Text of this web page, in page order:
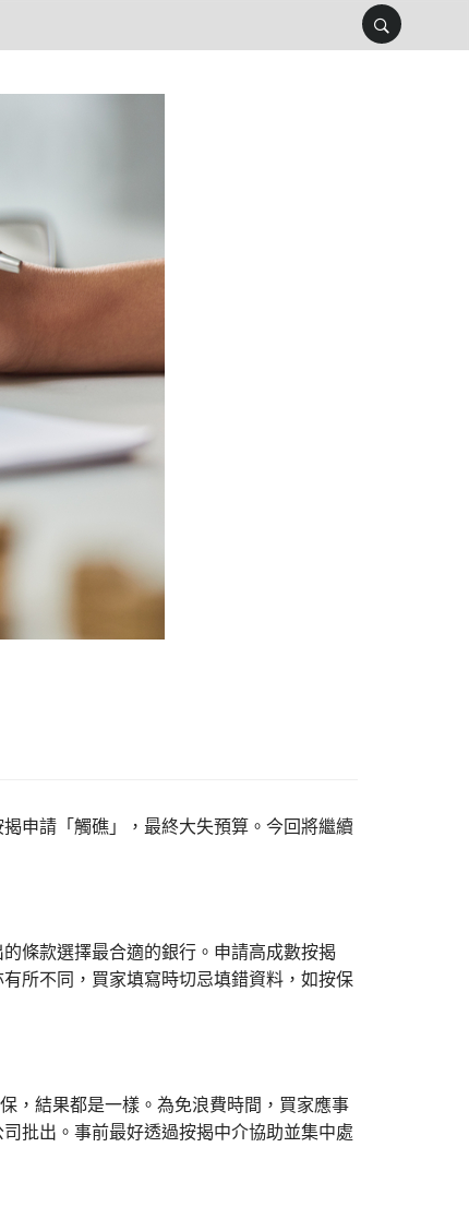
申請「觸礁」，最終大失預算。今回將繼續
條款選擇最合適的銀行。申請高成數按揭
所不同，買家填寫時切忌填錯資料，如按保
，結果都是一樣。為免浪費時間，買家應事
批出。事前最好透過按揭中介協助並集中處